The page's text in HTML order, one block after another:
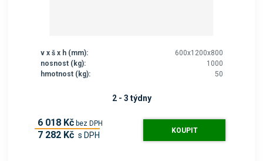
v x š x h (mm):
600x1200x800
nosnost (kg):
1000
hmotnost (kg):
50
2 - 3 týdny
6 018 Kč bez DPH
7 282 Kč s DPH KOUPIT